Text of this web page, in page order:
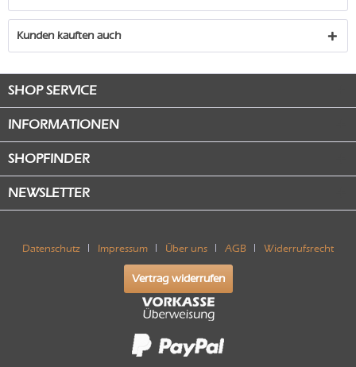
Kunden kauften auch
SHOP SERVICE
INFORMATIONEN
SHOPFINDER
NEWSLETTER
Datenschutz Impressum Über uns AGB Widerrufsrecht
Vertrag widerrufen